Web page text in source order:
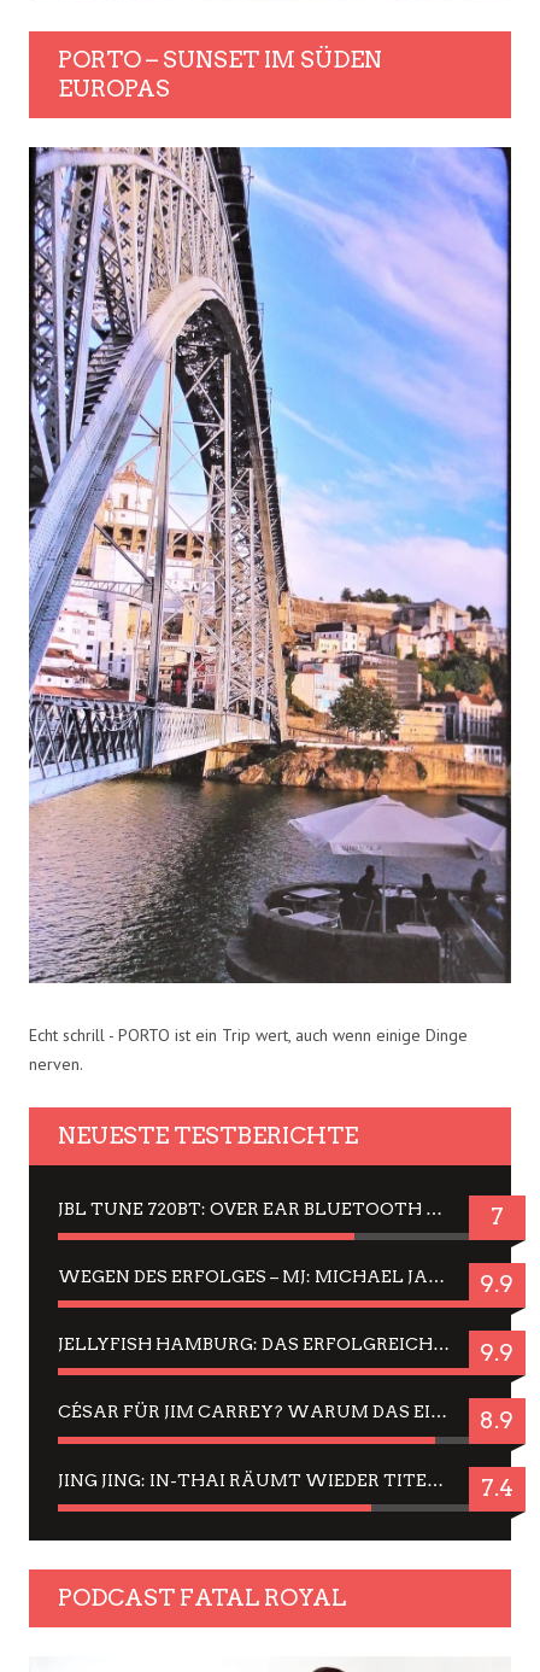
PORTO – SUNSET IM SÜDEN
EUROPAS
Echt schrill - PORTO ist ein Trip wert, auch wenn einige Dinge
nerven.
NEUESTE TESTBERICHTE
JBL TUNE 720BT: OVER EAR BLUETOOTH KOPFHÖRER UM DIE 50,-€ IM DAUER-TEST 7
WEGEN DES ERFOLGES – MJ: MICHAEL JACKSON MUSICAL IN EINER MATINEE SEHEN 9.9
JELLYFISH HAMBURG: DAS ERFOLGREICHE SOMMER-MENÜ 2025 IN GEFÜHLEN UND BILDERN 9.9
CÉSAR FÜR JIM CARREY? WARUM DAS EINER DER NERVIGSTEN ACTORS IST UND BLEIBT 8.9
JING JING: IN-THAI RÄUMT WIEDER TITEL AB – EIN ZWEI-STUNDEN-ERLEBNISBERICHT 7.4
PODCAST FATAL ROYAL